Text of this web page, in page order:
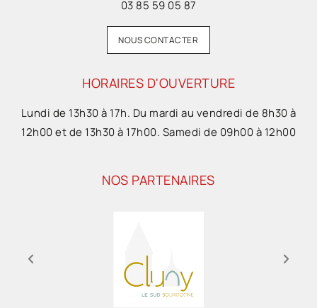
03 85 59 05 87
NOUS CONTACTER
HORAIRES D'OUVERTURE
Lundi de 13h30 à 17h. Du mardi au vendredi de 8h30 à
12h00 et de 13h30 à 17h00. Samedi de 09h00 à 12h00
NOS PARTENAIRES